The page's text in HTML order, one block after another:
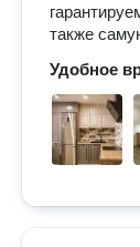
также
Удобное